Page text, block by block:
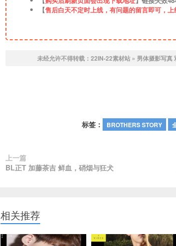
【售后白天不定时上线，有问题的留言即可，上
未经允许不得转载： 22IN-22素材站 » 男体摄影写真
标签： BROTHERS STORY
上一篇
BL正T 加藤茶吉 鲜血，硝烟与狂犬
相关推荐